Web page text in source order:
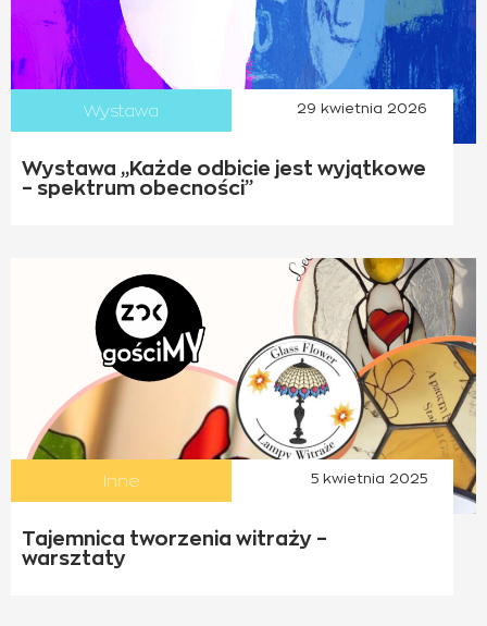
Wystawa 29 kwietnia 2026
Wystawa „Każde odbicie jest wyjątkowe
– spektrum obecności”
Inne 5 kwietnia 2025
Tajemnica tworzenia witraży –
warsztaty